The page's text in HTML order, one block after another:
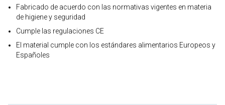
Fabricado de acuerdo con las normativas vigentes en materia
de higiene y seguridad
Cumple las regulaciones CE
El material cumple con los estándares alimentarios Europeos y
Españoles